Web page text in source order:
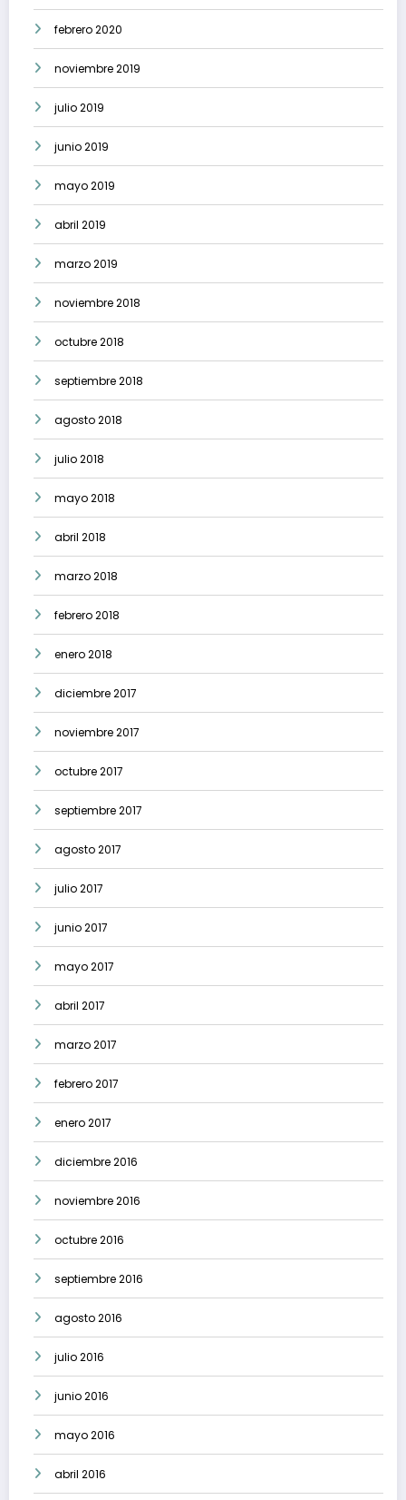
febrero 2020
noviembre 2019
julio 2019
junio 2019
mayo 2019
abril 2019
marzo 2019
noviembre 2018
octubre 2018
septiembre 2018
agosto 2018
julio 2018
mayo 2018
abril 2018
marzo 2018
febrero 2018
enero 2018
diciembre 2017
noviembre 2017
octubre 2017
septiembre 2017
agosto 2017
julio 2017
junio 2017
mayo 2017
abril 2017
marzo 2017
febrero 2017
enero 2017
diciembre 2016
noviembre 2016
octubre 2016
septiembre 2016
agosto 2016
julio 2016
junio 2016
mayo 2016
abril 2016